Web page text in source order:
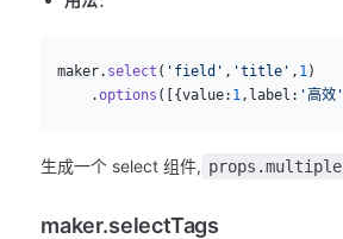
  maker.
select ( 'field' , 'title' , 1 )
      .
options ([{value: 1 ,label: '高效'
生成一个 select 组件, props.multiple
maker.selectTags